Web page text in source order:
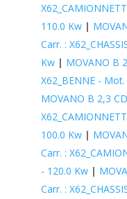
110.0 Kw|
Carr. :
Kw| MOVANO B
X62_BENNE -
MOVANO B 2,3
100.0 Kw|
Carr. :
- 120.0 Kw|
Carr. :